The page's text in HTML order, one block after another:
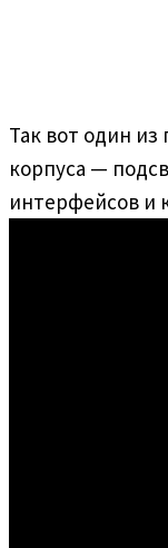
Так вот один
корпуса —
интерфейсов и